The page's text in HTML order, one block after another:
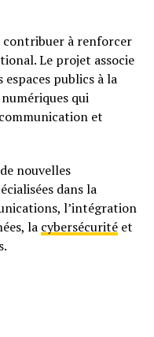
à renforcer
Le projet associe
publics à la
qui
et
nouvelles
dans la
l’intégration
la cybersécuritéet